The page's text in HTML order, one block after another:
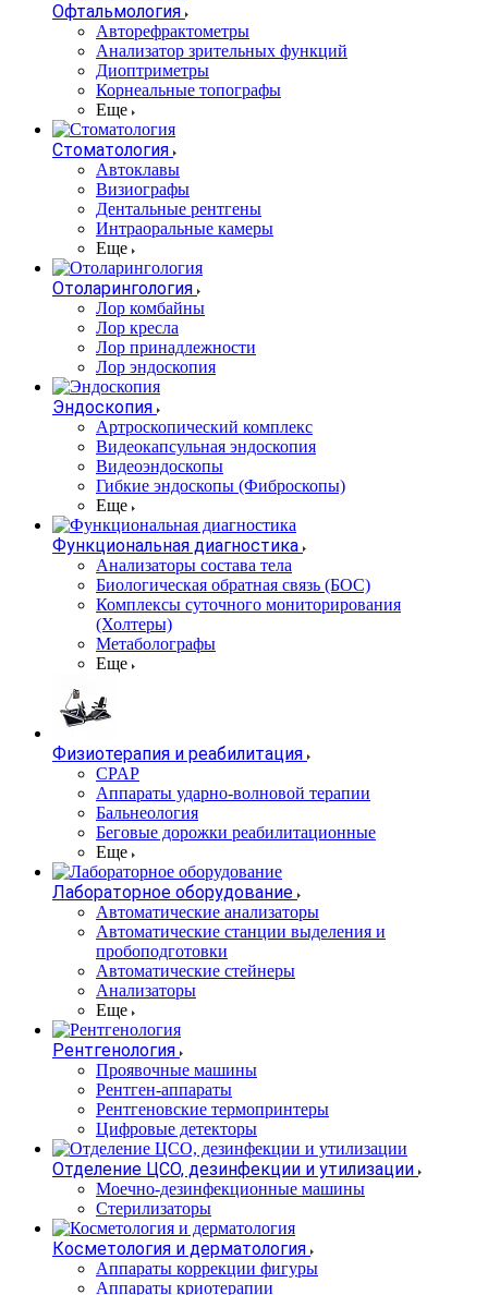
Офтальмология
Авторефрактометры
Анализатор зрительных функций
Диоптриметры
Корнеальные топографы
Еще
Стоматология
Автоклавы
Визиографы
Дентальные рентгены
Интраоральные камеры
Еще
Отоларингология
Лор комбайны
Лор кресла
Лор принадлежности
Лор эндоскопия
Эндоскопия
Артроскопический комплекс
Видеокапсульная эндоскопия
Видеоэндоскопы
Гибкие эндоскопы (Фиброcкопы)
Еще
Функциональная диагностика
Анализаторы состава тела
Биологическая обратная связь (БОС)
Комплексы суточного мониторирования
(Холтеры)
Метаболографы
Еще
Физиотерапия и реабилитация
CPAP
Аппараты ударно-волновой терапии
Бальнеология
Беговые дорожки реабилитационные
Еще
Лабораторное оборудование
Автоматические анализаторы
Автоматические станции выделения и
пробоподготовки
Автоматические стейнеры
Анализаторы
Еще
Рентгенология
Проявочные машины
Рентген-аппараты
Рентгеновские термопринтеры
Цифровые детекторы
Отделение ЦСО, дезинфекции и утилизации
Моечно-дезинфекционные машины
Стерилизаторы
Косметология и дерматология
Аппараты коррекции фигуры
Аппараты криотерапии